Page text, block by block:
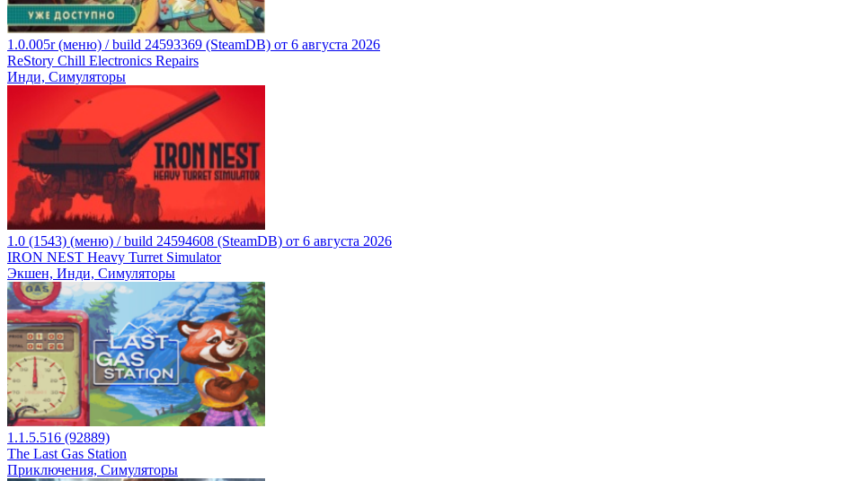
1.0.005r (меню) / build 24593369 (SteamDB) от 6 августа 2026
ReStory Chill Electronics Repairs
Инди, Симуляторы
1.0 (1543) (меню) / build 24594608 (SteamDB) от 6 августа 2026
IRON NEST Heavy Turret Simulator
Экшен, Инди, Симуляторы
1.1.5.516 (92889)
The Last Gas Station
Приключения, Симуляторы